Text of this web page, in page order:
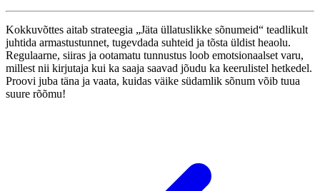
Kokkuvõttes aitab strateegia „Jäta üllatuslikke sõnumeid“ teadlikult
juhtida armastustunnet, tugevdada suhteid ja tõsta üldist heaolu.
Regulaarne, siiras ja ootamatu tunnustus loob emotsionaalset varu,
millest nii kirjutaja kui ka saaja saavad jõudu ka keerulistel hetkedel.
Proovi juba täna ja vaata, kuidas väike südamlik sõnum võib tuua
suure rõõmu!